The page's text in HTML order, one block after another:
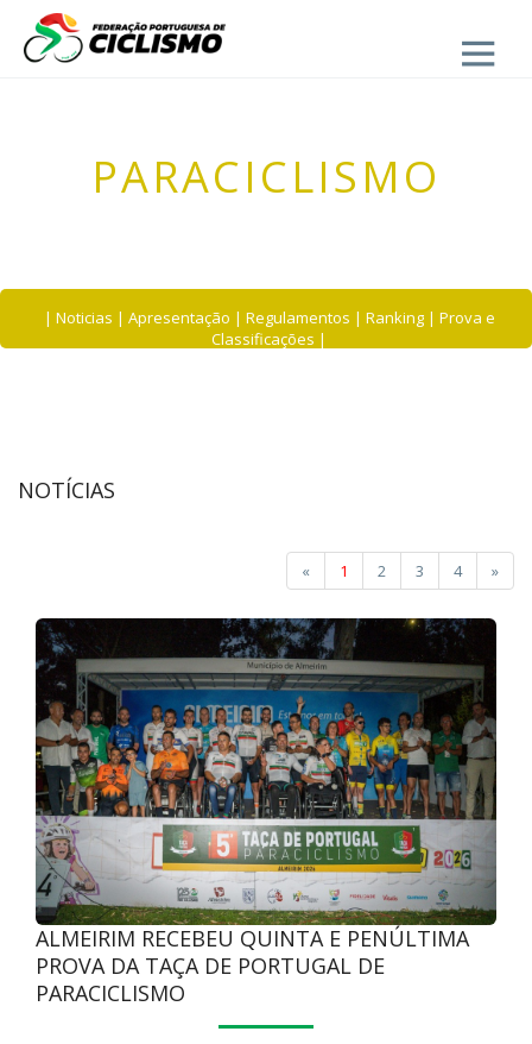
Close
PARACICLISMO
| Noticias | Apresentação | Regulamentos | Ranking| Prova e
Classificações |
NOTÍCIAS
« 1 2 3 4 »
ALMEIRIM RECEBEU QUINTA E PENÚLTIMA
PROVA DA TAÇA DE PORTUGAL DE
PARACICLISMO